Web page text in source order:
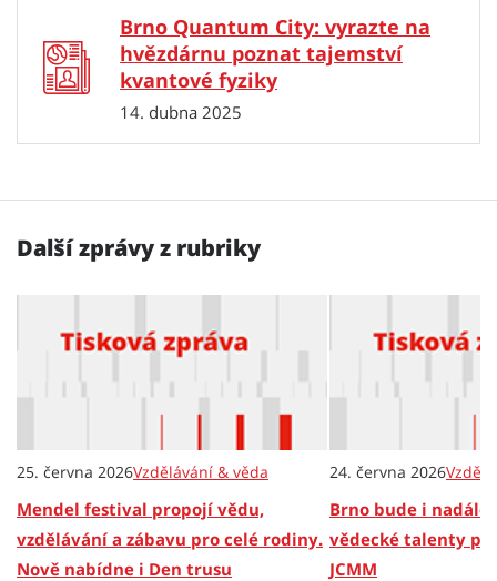
Brno Quantum City: vyrazte na
hvězdárnu poznat tajemství
kvantové fyziky
14. dubna 2025
Další zprávy z rubriky
25. června 2026Vzdělávání & věda
Mendel festival propojí vědu,
vzdělávání a zábavu pro celé rodiny.
Nově nabídne i Den trusu
24. června 2026
Brno bude i
vědecké talenty
JCMM